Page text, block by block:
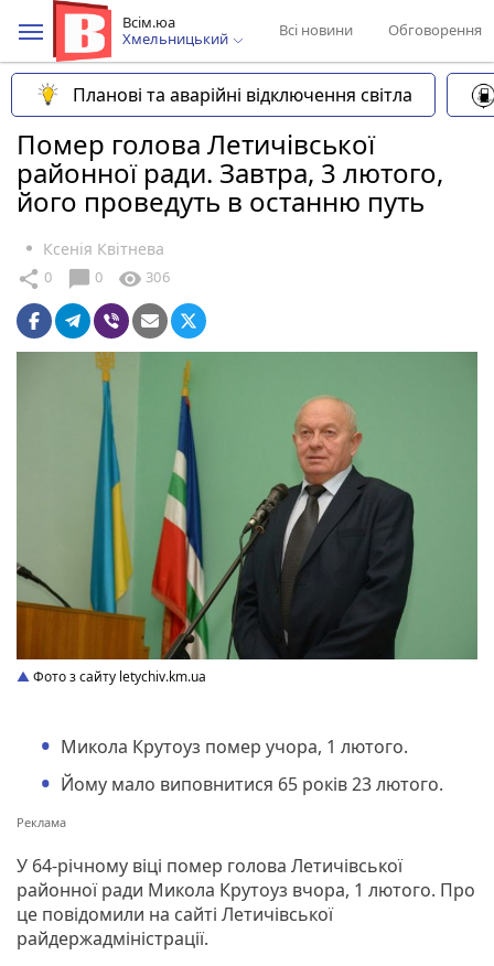
Всім.юа
Хмельницький
Всі новини Обговорення
Планові та аварійні відключення світла
Помер голова Летичівської
районної ради. Завтра, 3 лютого,
його проведуть в останню путь
Ксенія Квітнева
share 0 chat_bubble 0 visibility 306
Фото з сайту letychiv.km.ua
Микола Крутоуз помер учора, 1 лютого.
Йому мало виповнитися 65 років 23 лютого.
У 64-річному віці помер голова Летичівської
районної ради Микола Крутоуз вчора, 1 лютого. Про
це повідомили на сайті Летичівської
райдержадміністрації.